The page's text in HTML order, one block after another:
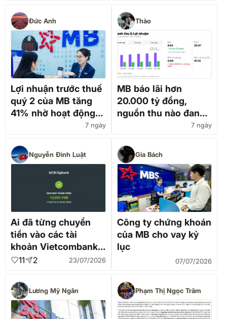
động sản dưới 15%
Đức Anh
Lợi nhuận trước thuế
quý 2 của MB tăng
41% nhờ hoạt động
kinh doanh chính7 ngày
Thảo
MB báo lãi hơn
20.000 tỷ đồng,
nguồn thu nào đang
"gánh" tăng trưởng?
7 ngày
Nguyễn Đình Luật
Ai đã từng chuyển
tiền vào các tài
khoản Vietcombank,
MB, VIB, Đông Á
11 2 23/07/2026
Gia Bách
Công ty chứng khoán
của MB cho vay kỷ
lục
07/07/2026
Lương Mỹ Ngân Phạm Thị Ngọc Trâm